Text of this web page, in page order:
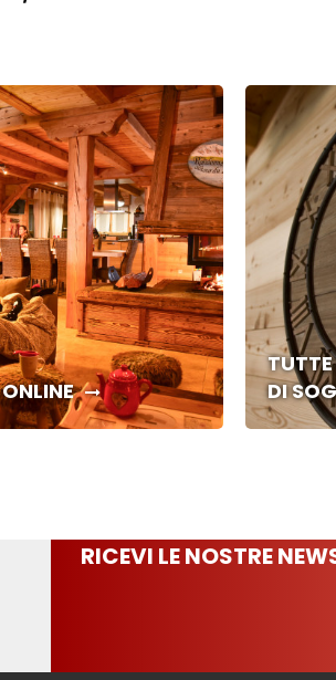
TUTTE
DI
RICEVI LE NOSTRE